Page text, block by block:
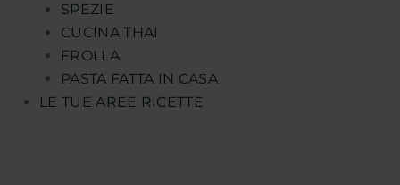
SPEZIE
CUCINA THAI
FROLLA
PASTA FATTA IN CASA
LE TUE AREE RICETTE